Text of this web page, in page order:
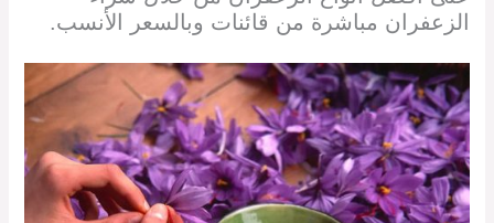
الزعفران مباشرة من قائنات وبالسعر الأنسب.